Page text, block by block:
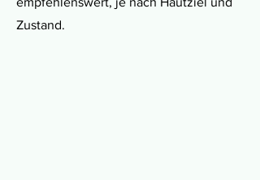
Zustand.